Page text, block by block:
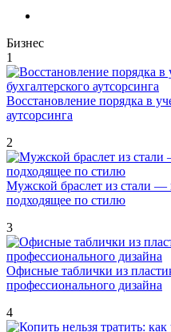
Бизнес
1
Восстановление порядка в
аутсорсинга
2
Мужской браслет из стали —
подходящее по стилю
3
Офисные таблички из
профессионального дизайна
4